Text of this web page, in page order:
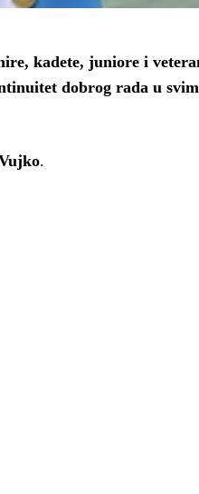
kadete, juniore i
dobrog rada u svim
.